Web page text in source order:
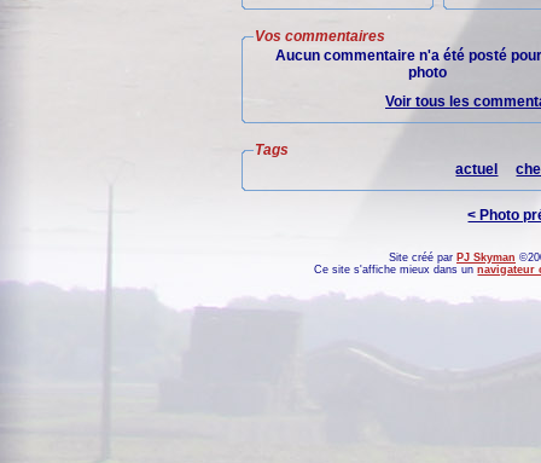
Vos commentaires
Aucun commentaire n'a été posté
photo
Voir tous les
Tags
actuel
< Photo
Site créé par PJ Skyman
Ce site s'affiche mieux dans unnavigateur